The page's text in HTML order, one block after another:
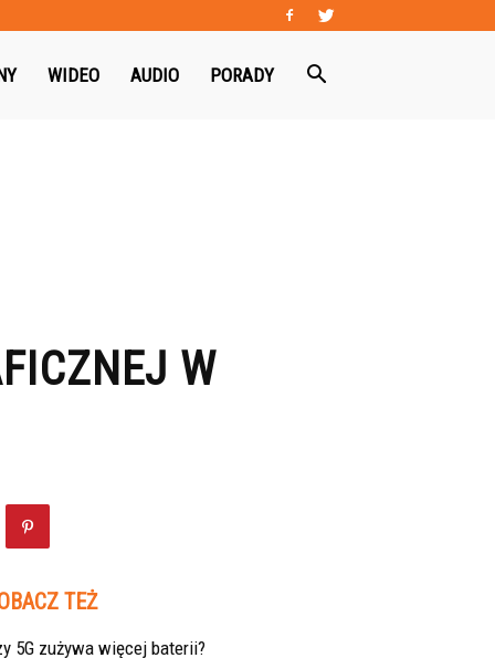
WIDEO AUDIO PORADY
W
TEŻ
5G zużywa więcej baterii?